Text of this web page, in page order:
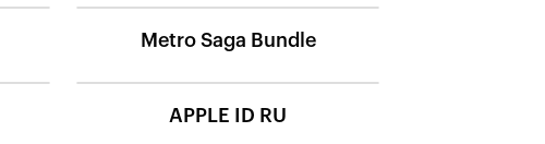
Metro Saga Bundle
APPLE ID RU